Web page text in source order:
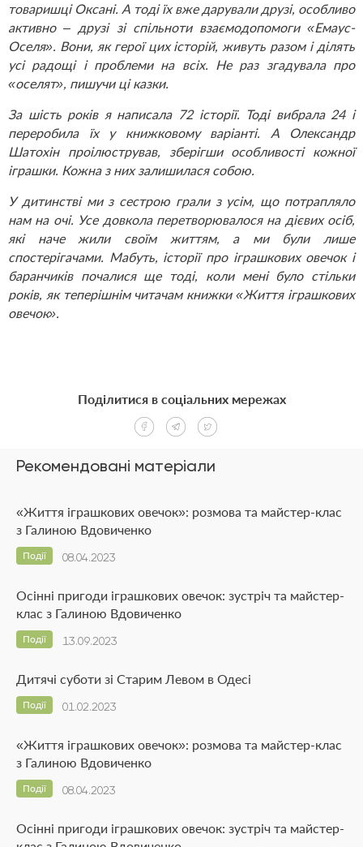
товаришці Оксані. А тоді їх вже дарували друзі, особливо
активно – друзі зі спільноти взаємодопомоги «Емаус-
Оселя». Вони, як герої цих історій, живуть разом і ділять
усі радощі і проблеми на всіх. Не раз згадувала про
«оселят», пишучи ці казки.
За шість років я написала 72 історії. Тоді вибрала 24 і
переробила їх у книжковому варіанті. А Олександр
Шатохін проілюстрував, зберігши особливості кожної
іграшки. Кожна з них залишилася собою.
У дитинстві ми з сестрою грали з усім, що потрапляло
нам на очі. Усе довкола перетворювалося на дієвих осіб,
які наче жили своїм життям, а ми були лише
спостерігачами. Мабуть, історії про іграшкових овечок і
баранчиків почалися ще тоді, коли мені було стільки
років, як теперішнім читачам книжки «Життя іграшкових
овечок».
Рекомендовані матеріали
«Життя іграшкових овечок»: розмова та майстер-клас
з Галиною Вдовиченко
08.04.2023
Події
Осінні пригоди іграшкових овечок: зустріч та майстер-
клас з Галиною Вдовиченко
13.09.2023
Події
Дитячі суботи зі Старим Левом в Одесі
01.02.2023
Події
«Життя іграшкових овечок»: розмова та майстер-клас
з Галиною Вдовиченко
08.04.2023
Події
Осінні пригоди іграшкових овечок: зустріч та майстер-
Поділитися в соціальних мережах